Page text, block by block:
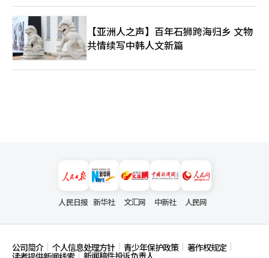
【亚洲人之声】百年石狮跨海归乡 文物
共情续写中韩人文新篇
人民日报 新华社 文汇网 中新社 人民网
公司简介 个人信息处理方针 青少年保护政策 著作权规定
新闻稿件投诉负责人